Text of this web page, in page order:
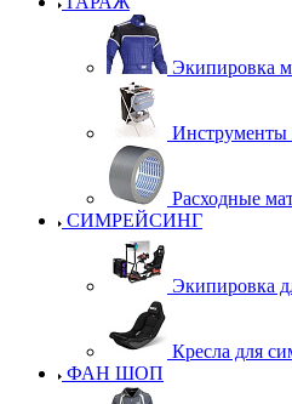
Экипировка
Инструменты
Расходные
СИМРЕЙСИНГ
Экипировка
Кресла для
ФАН ШОП